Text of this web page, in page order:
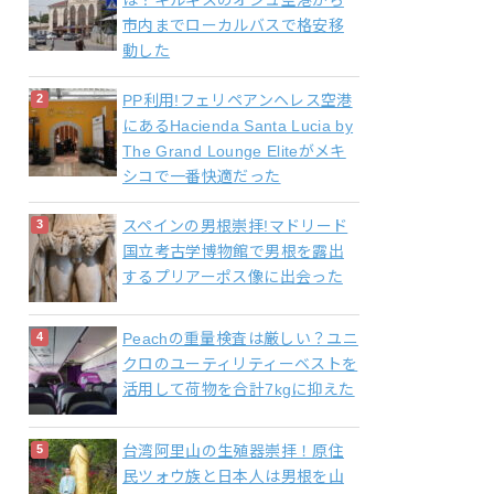
市内までローカルバスで格安移
動した
PP利用!フェリペアンヘレス空港
にあるHacienda Santa Lucia by
The Grand Lounge Eliteがメキ
シコで一番快適だった
スペインの男根崇拝!マドリード
国立考古学博物館で男根を露出
するプリアーポス像に出会った
Peachの重量検査は厳しい？ユニ
クロのユーティリティーベストを
活用して荷物を合計7kgに抑えた
台湾阿里山の生殖器崇拝！原住
民ツォウ族と日本人は男根を山